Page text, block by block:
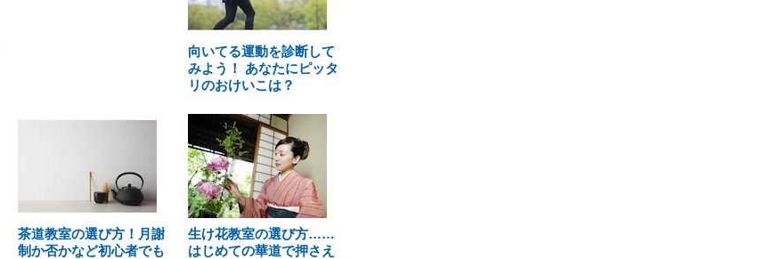
向いてる運動を診断して
みよう！ あなたにピッタ
リのおけいこは？
茶道教室の選び方！月謝
制か否かなど初心者でも
生け花教室の選び方……
はじめての華道で押さえ